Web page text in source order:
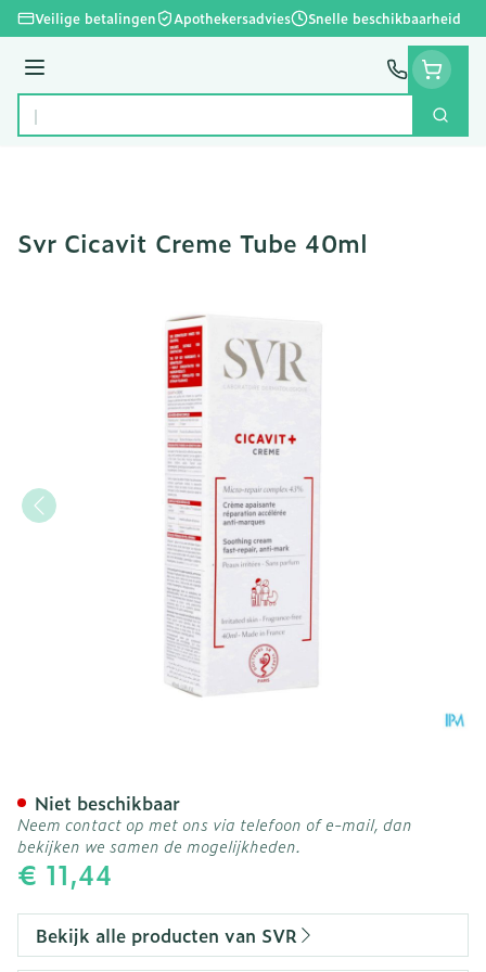
Ga naar de inhoud
Veilige betalingen Apothekersadvies Snelle beschikbaarheid
Menu
Product, merk, categorie...
Zoek
Svr Cicavit Creme Tube 40ml
€ 11,44
Niet beschikbaar
Neem contact op met ons via telefoon of e-mail, dan
bekijken we samen de mogelijkheden.
Bekijk alle producten van SVR